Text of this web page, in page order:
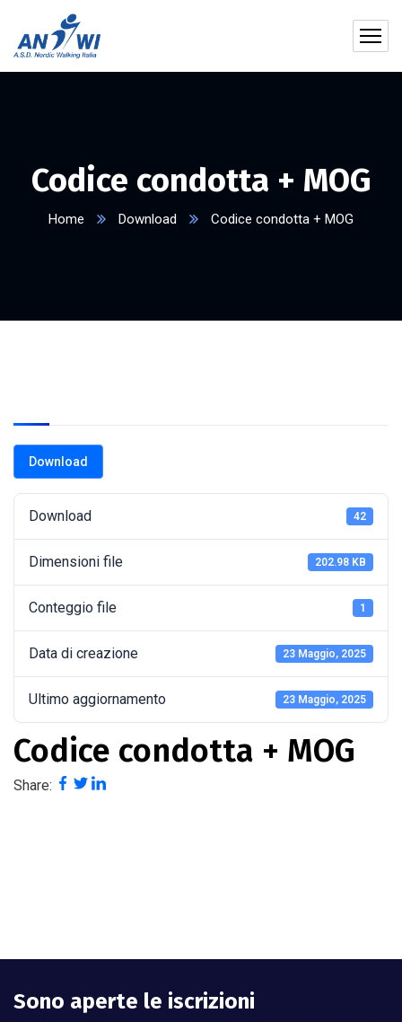
Codice condotta + MOG
Home Download Codice condotta + MOG
Download
Download 42
Dimensioni file 202.98 KB
Conteggio file 1
Data di creazione 23 Maggio, 2025
Ultimo aggiornamento 23 Maggio, 2025
Codice condotta + MOG
Share:
Sono aperte le iscrizioni